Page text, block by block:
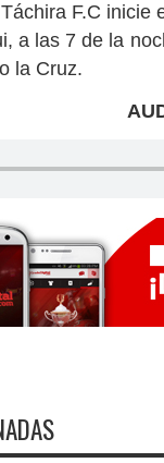
F.C inicie
a las 7 de la
la Cruz.